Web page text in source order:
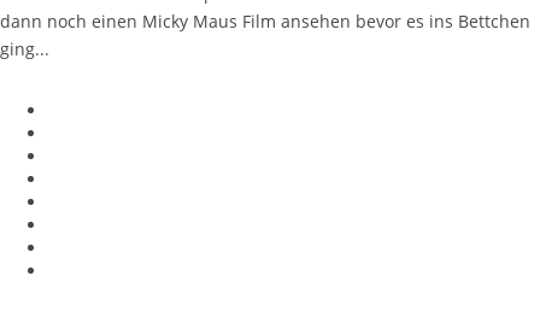
dann noch einen Micky Maus Film ansehen bevor es ins Bettchen
ging...